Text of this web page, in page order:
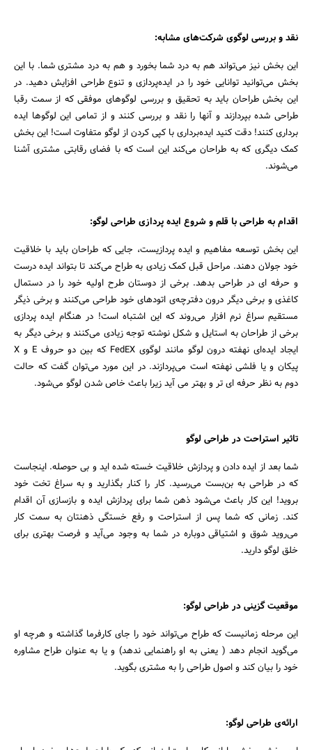
نقد و بررسی لوگوی شرکت‌های مشابه:
این بخش نیز می‌تواند هم به درد شما بخورد و هم به درد مشتری شما. با این
بخش می‌توانید توانایی خود را در ایده‌پردازی و تنوع طراحی افزایش دهید. در
این بخش طراحان باید به تحقیق و بررسی لوگوهای موفقی که از سمت رقبا
طراحی شده بپردازند و آنها را نقد و بررسی کنند و از تمامی این لوگوها ایده
برداری کنند! دقت کنید ایده‌برداری با کپی کردن از لوگو متفاوت است! این بخش
کمک دیگری که به طراحان می‌کند این است که با فضای رقابتی مشتری آشنا
می‌شوند.
اقدام به طراحی با قلم و شروع ایده پردازی طراحی لوگو:
این بخش توسعه مفاهیم و ایده پردازیست، جایی که طراحان باید با خلاقیت
خود جولان دهند. مراحل قبل کمک زیادی به طراح می‌کند تا بتواند ایده درست
و حرفه ای در طراحی بدهد. برخی از دوستان طرح اولیه خود را در دستمال
کاغذی و برخی دیگر درون دفترچه‌ی اتودهای خود طراحی می‌کنند و برخی ذیگر
مستقیم سراغ نرم افزار می‌روند که این اشتباه است! در هنگام ایده پردازی
برخی از طراحان به استایل و شکل نوشته توجه زیادی می‌کنند و برخی دیگر به
ایجاد ایده‌ای نهفته درون لوگو مانند لوگوی FedEX که بین دو حروف E و X
پیکان و یا فلشی نهفته است می‌پردازند. در این مورد می‌توان گفت که حالت
دوم به نظر حرفه ای تر و بهتر می آید زیرا باعث خاص شدن لوگو می‌شود.
تاثیر استراحت در طراحی لوگو
شما بعد از ایده دادن و پردازش خلاقیت خسته شده اید و بی حوصله. اینجاست
که در طراحی به بن‌بست می‌رسید. کار را کنار بگذارید و به سراغ تخت خود
بروید! این کار باعث می‌شود ذهن شما برای پردازش ایده و بازسازی آن اقدام
کند. زمانی که شما پس از استراحت و رفع خستگی ذهنتان به سمت کار
می‌روید شوق و اشتیاقی دوباره در شما به وجود می‌آید و فرصت بهتری برای
خلق لوگو دارید.
موقعیت گزینی در طراحی لوگو:
این مرحله زمانیست که طراح می‌تواند خود را جای کارفرما گذاشته و هرچه او
می‌گوید انجام دهد ( یعنی به او راهنمایی ندهد) و یا به عنوان طراح مشاوره
خود را بیان کند و اصول طراحی را به مشتری بگوید.
ارائه‌ی طراحی لوگو: